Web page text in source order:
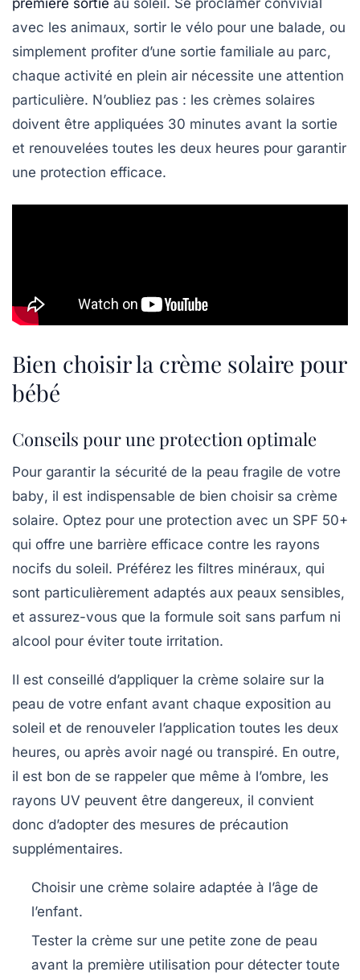
avec les animaux, sortir le vélo pour une balade, ou
simplement profiter d’une sortie familiale au parc,
chaque activité en plein air nécessite une attention
particulière. N’oubliez pas : les crèmes solaires
doivent être appliquées 30 minutes avant la sortie
et renouvelées toutes les deux heures pour garantir
une protection efficace.
Bien choisir la crème solaire pour
bébé
Conseils pour une protection optimale
Pour garantir la sécurité de la peau fragile de votre
baby, il est indispensable de bien choisir sa crème
solaire. Optez pour une protection avec un SPF 50+
qui offre une barrière efficace contre les rayons
nocifs du soleil. Préférez les filtres minéraux, qui
sont particulièrement adaptés aux peaux sensibles,
et assurez-vous que la formule soit sans parfum ni
alcool pour éviter toute irritation.
Il est conseillé d’appliquer la crème solaire sur la
peau de votre enfant avant chaque exposition au
soleil et de renouveler l’application toutes les deux
heures, ou après avoir nagé ou transpiré. En outre,
il est bon de se rappeler que même à l’ombre, les
rayons UV peuvent être dangereux, il convient
donc d’adopter des mesures de précaution
supplémentaires.
Choisir une crème solaire adaptée à l’âge de
l’enfant.
Tester la crème sur une petite zone de peau
avant la première utilisation pour détecter toute